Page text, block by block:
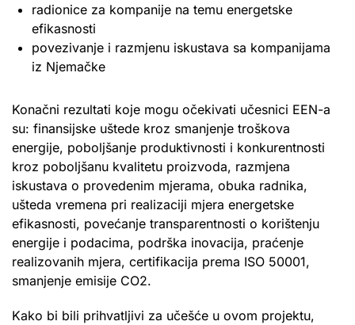
radionice za kompanije na temu energetske
efikasnosti
povezivanje i razmjenu iskustava sa kompanijama
iz Njemačke
Konačni rezultati koje mogu očekivati učesnici EEN-a
su: finansijske uštede kroz smanjenje troškova
energije, poboljšanje produktivnosti i konkurentnosti
kroz poboljšanu kvalitetu proizvoda, razmjena
iskustava o provedenim mjerama, obuka radnika,
ušteda vremena pri realizaciji mjera energetske
efikasnosti, povećanje transparentnosti o korištenju
energije i podacima, podrška inovacija, praćenje
realizovanih mjera, certifikacija prema ISO 50001,
smanjenje emisije CO2.
Kako bi bili prihvatljivi za učešće u ovom projektu,